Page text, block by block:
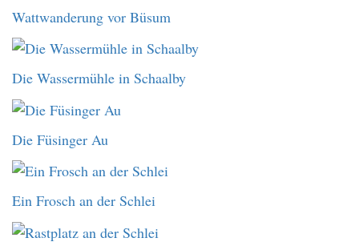
Wattwanderung vor Büsum
Die Wassermühle in Schaalby
Die Füsinger Au
Ein Frosch an der Schlei